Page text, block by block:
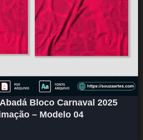
Bloco Carnaval 2025
– Modelo 04